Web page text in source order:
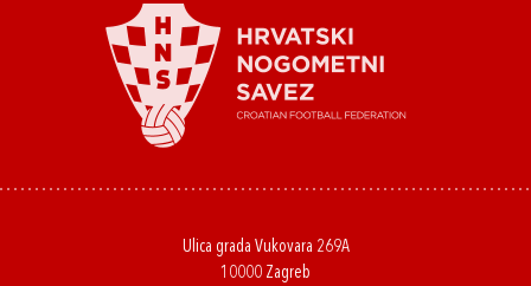
Ulica grada Vukovara 269A
10000 Zagreb